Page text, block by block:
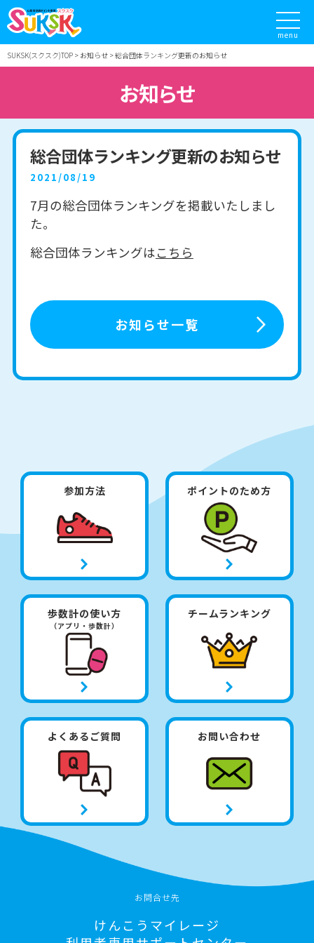
menu
SUKSK(スクスク)TOP
お知らせ 総合団体ランキング更新のお知らせ
お知らせ
総合団体ランキング更新のお知らせ
2021/08/19
7月の総合団体ランキングを掲載いたしまし
た。
総合団体ランキングはこちら
お知らせ一覧
参加方法 ポイントのため方
歩数計の使い方
（アプリ・歩数計）
チームランキング
よくあるご質問 お問い合わせ
お問合せ先
けんこうマイレージ